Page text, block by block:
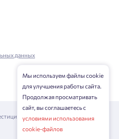
данных
корпорация
Мы используем файлы cookie
для улучшения работы сайта.
Продолжая просматривать
сайт, вы соглашаетесь с
условиями использования
cookie-файлов